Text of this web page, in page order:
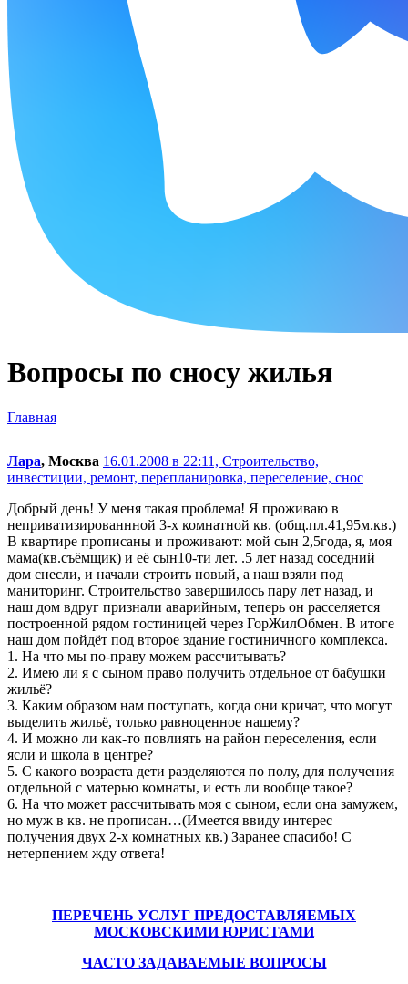
Вопросы по сносу жилья
Главная
Лара, Москва 16.01.2008 в 22:11, Строительство,
инвестиции, ремонт, перепланировка, переселение, снос
Добрый день! У меня такая проблема! Я проживаю в
неприватизированнной 3-х комнатной кв. (общ.пл.41,95м.кв.)
В квартире прописаны и проживают: мой сын 2,5года, я, моя
мама(кв.съёмщик) и её сын10-ти лет. .5 лет назад соседний
дом снесли, и начали строить новый, а наш взяли под
маниторинг. Строительство завершилось пару лет назад, и
наш дом вдруг признали аварийным, теперь он расселяется
построенной рядом гостиницей через ГорЖилОбмен. В итоге
наш дом пойдёт под второе здание гостиничного комплекса.
1. На что мы по-праву можем рассчитывать?
2. Имею ли я с сыном право получить отдельное от бабушки
жильё?
3. Каким образом нам поступать, когда они кричат, что могут
выделить жильё, только равноценное нашему?
4. И можно ли как-то повлиять на район переселения, если
ясли и школа в центре?
5. С какого возраста дети разделяются по полу, для получения
отдельной с матерью комнаты, и есть ли вообще такое?
6. На что может рассчитывать моя с сыном, если она замужем,
но муж в кв. не прописан…(Имеется ввиду интерес
получения двух 2-х комнатных кв.) Заранее спасибо! С
нетерпением жду ответа!
ПЕРЕЧЕНЬ УСЛУГ ПРЕДОСТАВЛЯЕМЫХ
МОСКОВСКИМИ ЮРИСТАМИ
ЧАСТО ЗАДАВАЕМЫЕ ВОПРОСЫ